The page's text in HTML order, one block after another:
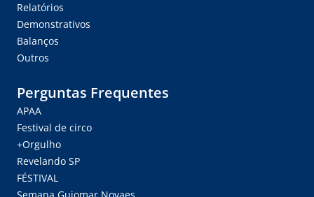
Relatórios
Demonstrativos
Balanços
Outros
Perguntas Frequentes
APAA
Festival de circo
+Orgulho
Revelando SP
FÉSTIVAL